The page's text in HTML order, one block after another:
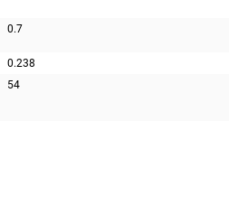
0.7
0.238
54